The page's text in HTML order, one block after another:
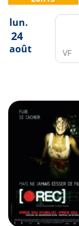
lun.
24
août VF